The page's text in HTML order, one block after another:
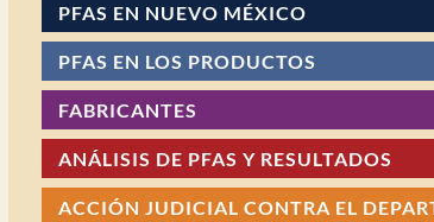
PFAS EN NUEVO MÉXICO
PFAS EN LOS PRODUCTOS
FABRICANTES
ANÁLISIS DE PFAS Y RESULTADOS
ACCIÓN JUDICIAL CONTRA EL